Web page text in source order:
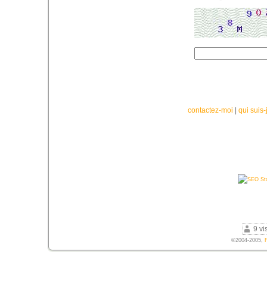
contactez-moi qui
9
©2004-2005,